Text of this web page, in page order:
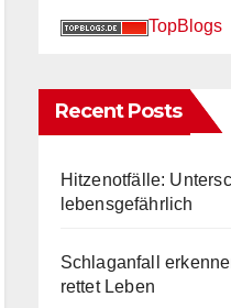
TopBlogs
Recent Posts
Hitzenotfälle:
lebensgefährlich
Schlaganfall
rettet Leben